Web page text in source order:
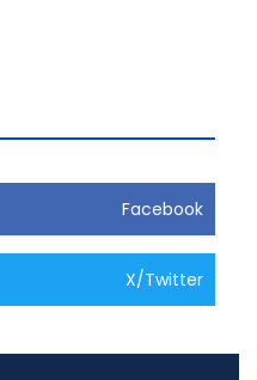
Facebook
X/Twitter